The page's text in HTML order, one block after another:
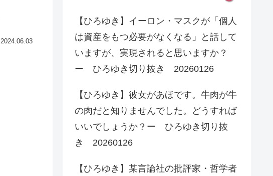
2024.06.03
【ひろゆき】イーロン・マスクが「個人
は資産をもつ必要がなくなる」と話して
いますが、実現されると思いますか？
ー ひろゆき切り抜き 20260126
【ひろゆき】彼女があほです。牛肉が牛
の肉だと知りませんでした。どうすれば
いいでしょうか？ー ひろゆき切り抜
き 20260126
【ひろゆき】某言論社の批評家・哲学者